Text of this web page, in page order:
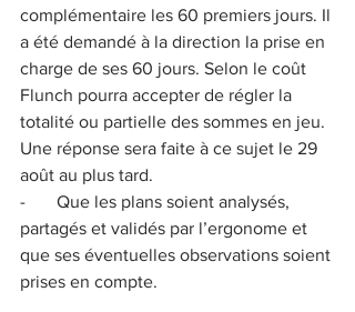
complémentaire les 60 premiers jours. Il
a été demandé à la direction la prise en
charge de ses 60 jours. Selon le coût
Flunch pourra accepter de régler la
totalité ou partielle des sommes en jeu.
Une réponse sera faite à ce sujet le 29
août au plus tard.
-       Que les plans soient analysés,
partagés et validés par l’ergonome et
que ses éventuelles observations soient
prises en compte.